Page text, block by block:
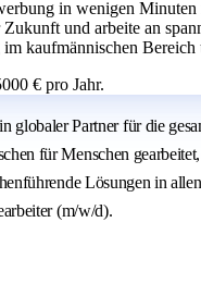
in wenigen Minuten
und arbeite an
kaufmännischen
€ pro Jahr.
Partner für die
für Menschen
Lösungen in
(m/w/d).